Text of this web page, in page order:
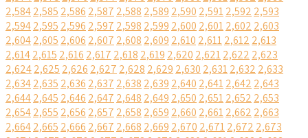
2,5842,585 2,586 2,587 2,588 2,589 2,590 2,5912,592 2,593
2,5942,595 2,596 2,597 2,598 2,599 2,600 2,6012,602 2,603
2,6042,605 2,606 2,607 2,608 2,609 2,610 2,6112,612 2,613
2,6142,615 2,616 2,617 2,618 2,619 2,620 2,6212,622 2,623
2,6242,625 2,626 2,627 2,628 2,629 2,630 2,6312,632 2,633
2,6342,635 2,636 2,637 2,638 2,639 2,640 2,6412,642 2,643
2,6442,645 2,646 2,647 2,648 2,649 2,650 2,6512,652 2,653
2,6542,655 2,656 2,657 2,658 2,659 2,660 2,6612,662 2,663
2,6642,665 2,666 2,667 2,668 2,669 2,670 2,6712,672 2,673